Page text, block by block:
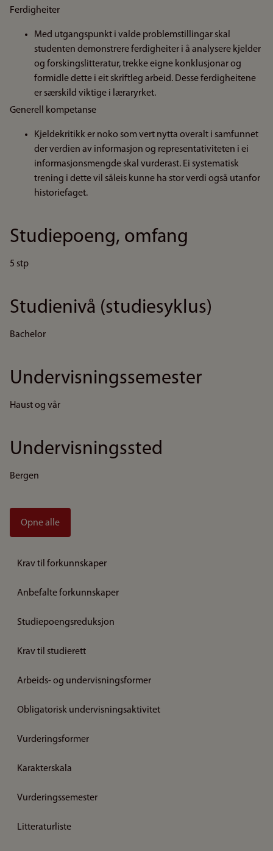
Ferdigheiter
Med utgangspunkt i valde problemstillingar skal
studenten demonstrere ferdigheiter i å analysere kjelder
og forskingslitteratur, trekke eigne konklusjonar og
formidle dette i eit skriftleg arbeid. Desse ferdigheitene
er særskild viktige i læraryrket.
Generell kompetanse
Kjeldekritikk er noko som vert nytta overalt i samfunnet
der verdien av informasjon og representativiteten i ei
informasjonsmengde skal vurderast. Ei systematisk
trening i dette vil såleis kunne ha stor verdi også utanfor
historiefaget.
Studiepoeng, omfang
5 stp
Studienivå (studiesyklus)
Bachelor
Undervisningssemester
Haust og vår
Undervisningssted
Bergen
Opne alle
Krav til forkunnskaper
Anbefalte forkunnskaper
Studiepoengsreduksjon
Krav til studierett
Arbeids- og undervisningsformer
Obligatorisk undervisningsaktivitet
Vurderingsformer
Karakterskala
Vurderingssemester
Litteraturliste